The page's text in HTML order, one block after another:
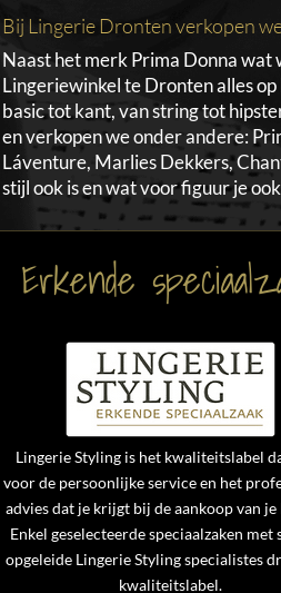
Bij Lingerie Dronten verkopen
Naast het merk Prima Donna wat
Lingeriewinkel te Dronten alles
basic tot kant, van string tot
en verkopen we onder andere:
Láventure, Marlies Dekkers,
stijl ook is en wat voor figuur je
Erkende
Lingerie Styling is het kwaliteitslabel
voor de persoonlijke service en het
advies dat je krijgt bij de aankoop van
Enkel geselecteerde speciaalzaken met
opgeleide Lingerie Styling specialistes
kwaliteitslabel.